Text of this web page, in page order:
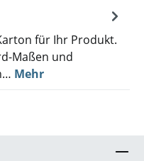
für Ihr Produkt.
Maßen und
Mehr